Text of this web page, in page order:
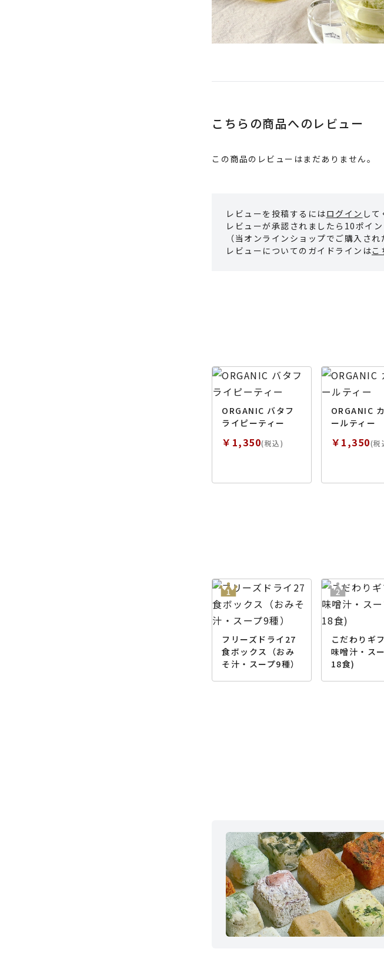
こちらの商品へのレビュー
この商品のレビューはまだありません。
レビューを投稿するにはログイン して
レビューが承認されましたら10ポイン
（当オンラインショップでご購入され
レビューについてのガイドラインはこ
ORGANIC バタフ
ライピーティー
￥1,350(税込)
ORGANIC
ールティー
￥1,350(税
フリーズドライ27
食ボックス（おみ
そ汁・スープ9種）
こだわりギ
味噌汁・ス
18食)